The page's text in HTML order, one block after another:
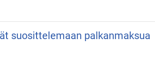
suosittelemaan palkanmaksua